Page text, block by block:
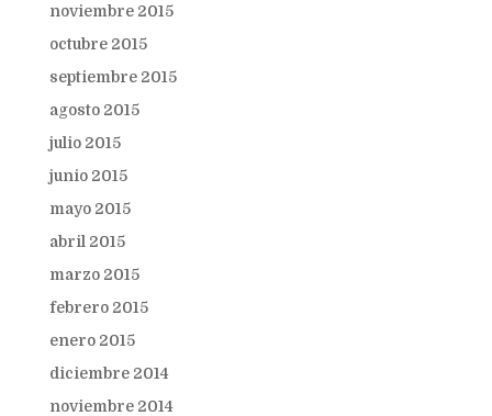
noviembre 2015
octubre 2015
septiembre 2015
agosto 2015
julio 2015
junio 2015
mayo 2015
abril 2015
marzo 2015
febrero 2015
enero 2015
diciembre 2014
noviembre 2014